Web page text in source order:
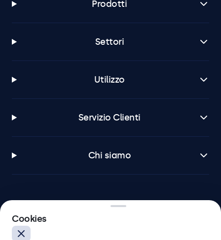
Prodotti
Settori
Utilizzo
Servizio Clienti
Chi siamo
Cookies